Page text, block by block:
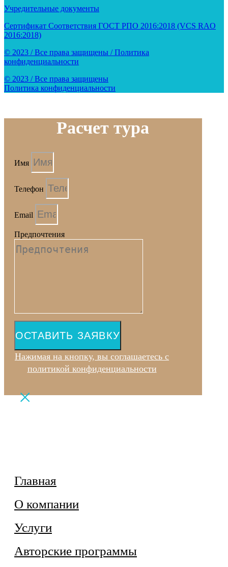
Учредительные документы
Сертификат Соответствия ГОСТ РПО 2016:2018 (VCS RAO
2016:2018)
© 2023 / Все права защищены / Политика
конфиденциальности
© 2023 / Все права защищены
Политика конфиденциальности
Расчет тура
Имя
Телефон
Email
Предпочтения
ОСТАВИТЬ ЗАЯВКУ
Нажимая на кнопку, вы соглашаетесь с
политикой конфиденциальности
Главная
О компании
Услуги
Авторские программы